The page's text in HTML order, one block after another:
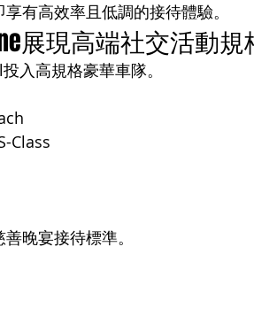
有高效率且低調的接待體驗。
展現高端社交活動規
入高規格豪華車隊。
Class
晚宴接待標準。